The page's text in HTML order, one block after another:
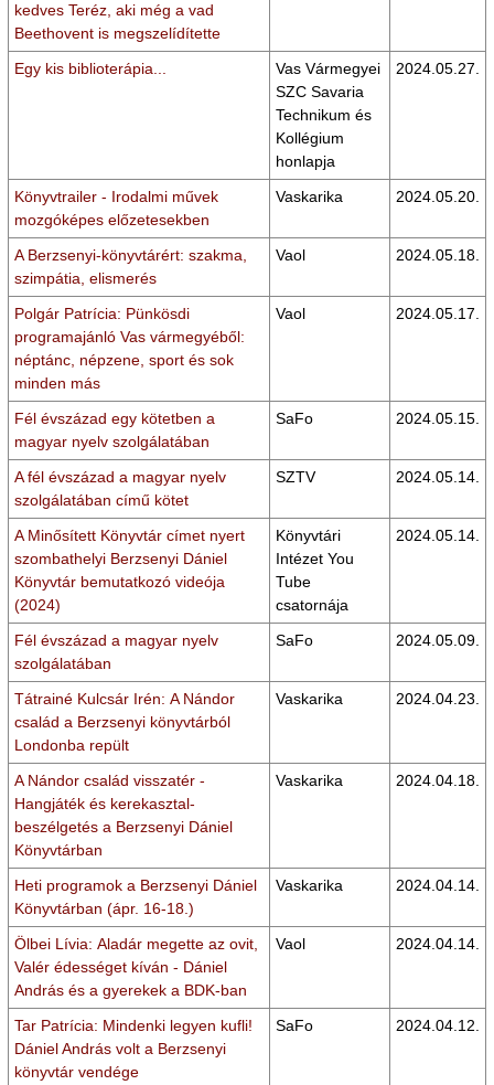
kedves Teréz, aki még a vad
Beethovent is megszelídítette
Egy kis biblioterápia...
Vas Vármegyei
SZC Savaria
Technikum és
Kollégium
honlapja
2024.05.27.
Könyvtrailer - Irodalmi művek
mozgóképes előzetesekben
Vaskarika 2024.05.20.
A Berzsenyi-könyvtárért: szakma,
szimpátia, elismerés
Vaol 2024.05.18.
Polgár Patrícia: Pünkösdi
programajánló Vas vármegyéből:
néptánc, népzene, sport és sok
minden más
Vaol 2024.05.17.
Fél évszázad egy kötetben a
magyar nyelv szolgálatában
SaFo 2024.05.15.
A fél évszázad a magyar nyelv
szolgálatában című kötet
SZTV 2024.05.14.
A Minősített Könyvtár címet nyert
szombathelyi Berzsenyi Dániel
Könyvtár bemutatkozó videója
(2024)
Könyvtári
Intézet You
Tube
csatornája
2024.05.14.
Fél évszázad a magyar nyelv
szolgálatában
SaFo 2024.05.09.
Tátrainé Kulcsár Irén: A Nándor
család a Berzsenyi könyvtárból
Londonba repült
Vaskarika 2024.04.23.
A Nándor család visszatér -
Hangjáték és kerekasztal-
beszélgetés a Berzsenyi Dániel
Könyvtárban
Vaskarika 2024.04.18.
Heti programok a Berzsenyi Dániel
Könyvtárban (ápr. 16-18.)
Vaskarika 2024.04.14.
Ölbei Lívia: Aladár megette az ovit,
Valér édességet kíván - Dániel
András és a gyerekek a BDK-ban
Vaol 2024.04.14.
Tar Patrícia: Mindenki legyen kufli!
Dániel András volt a Berzsenyi
könyvtár vendége
SaFo 2024.04.12.